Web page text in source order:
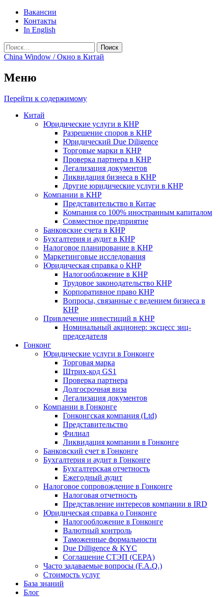
Вакансии
Контакты
In English
Найти:
China Window / Окно в Китай
Меню
Перейти к содержимому
Китай
Юридические услуги в КНР
Разрешение споров в КНР
Юридический Due Diligence
Торговые марки в КНР
Проверка партнера в КНР
Легализация документов
Ликвидация бизнеса в КНР
Другие юридические услуги в КНР
Компании в КНР
Представительство в Китае
Компания со 100% иностранным капиталом
Совместное предприятие
Банковские счета в КНР
Бухгалтерия и аудит в КНР
Налоговое планирование в КНР
Маркетинговые исследования
Юридическая справка о КНР
Налогообложение в КНР
Трудовое законодательство КНР
Корпоративное право КНР
Вопросы, связанные с ведением бизнеса в
КНР
Привлечение инвестиций в КНР
Номинальный акционер: эксцесс зиц-
председателя
Гонконг
Юридические услуги в Гонконге
Торговая марка
Штрих-код GS1
Проверка партнера
Долгосрочная виза
Легализация документов
Компании в Гонконге
Гонконгская компания (Ltd)
Представительство
Филиал
Ликвидация компании в Гонконге
Банковский счет в Гонконге
Бухгалтерия и аудит в Гонконге
Бухгалтерская отчетность
Ежегодный аудит
Налоговое сопровождение в Гонконге
Налоговая отчетность
Представление интересов компании в IRD
Юридическая справка о Гонконге
Налогообложение в Гонконге
Валютный контроль
Таможенные формальности
Due Dilligence & KYC
Соглашение СТЭП (CEPA)
Часто задаваемые вопросы (F.A.Q.)
Стоимость услуг
База знаний
Блог